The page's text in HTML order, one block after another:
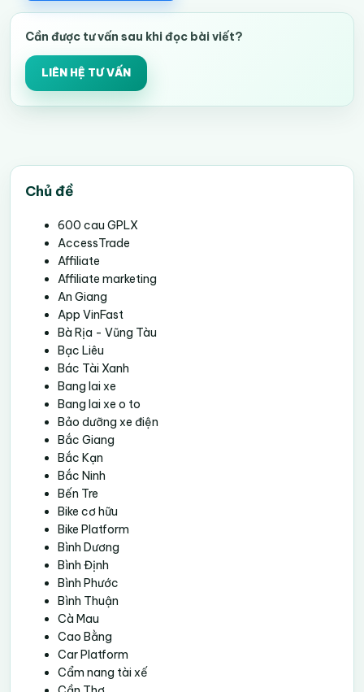
Cần được tư vấn sau khi đọc bài viết?
LIÊN HỆ TƯ VẤN
Chủ đề
600 cau GPLX
AccessTrade
Affiliate
Affiliate marketing
An Giang
App VinFast
Bà Rịa - Vũng Tàu
Bạc Liêu
Bác Tài Xanh
Bang lai xe
Bang lai xe o to
Bảo dưỡng xe điện
Bắc Giang
Bắc Kạn
Bắc Ninh
Bến Tre
Bike cơ hữu
Bike Platform
Bình Dương
Bình Định
Bình Phước
Bình Thuận
Cà Mau
Cao Bằng
Car Platform
Cẩm nang tài xế